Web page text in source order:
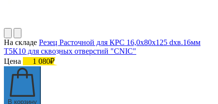
На складе Резец Расточной для КРС 16,0х80х125 dхв.16мм
Т5К10 для сквозных отверстий "CNIC"
Цена
1 080₽
В корзину